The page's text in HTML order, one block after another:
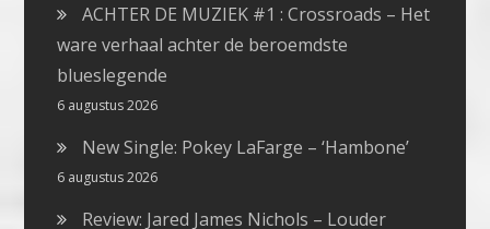
ACHTER DE MUZIEK #1 : Crossroads – Het
ware verhaal achter de beroemdste
blueslegende
6 augustus 2026
New Single: Pokey LaFarge – ‘Hambone’
6 augustus 2026
Review: Jared James Nichols – Louder